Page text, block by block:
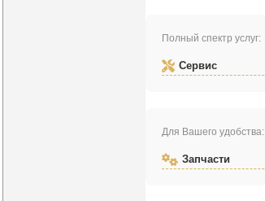
Полный спектр услуг:
Сервис
Для Вашего удобства:
Запчасти